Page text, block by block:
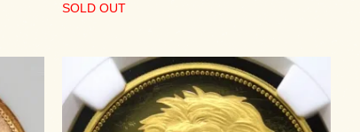
SOLD OUT